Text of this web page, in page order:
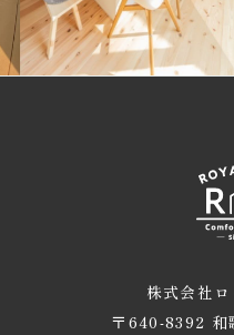
株式会社
〒640-8392 和